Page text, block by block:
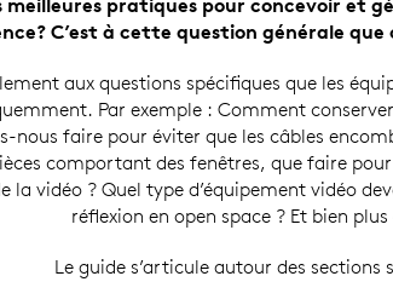
meilleures pratiques pour concevoir et
C’est à cette question générale
aux questions spécifiques que les
Par exemple : Comment
nous faire pour éviter que les câbles
comportant des fenêtres, que faire
la vidéo ? Quel type d’équipement vidéo
réflexion en open space ? Et bien
Le guide s’articule autour des sections